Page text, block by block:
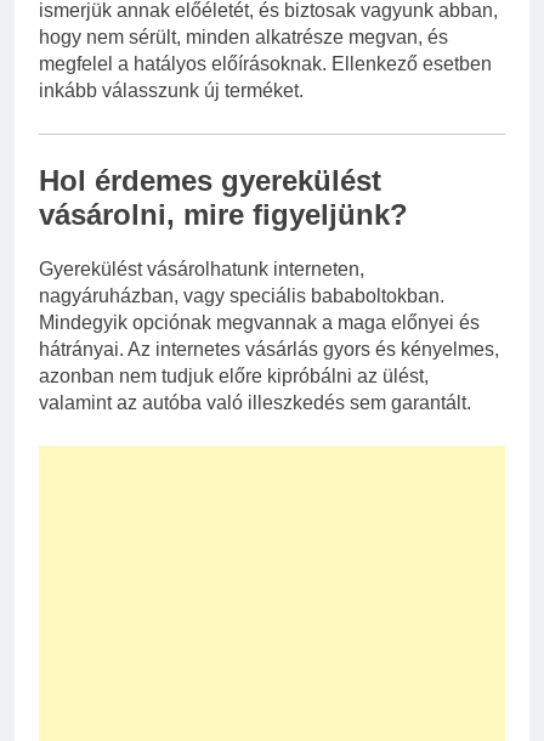
ismerjük annak előéletét, és biztosak vagyunk abban,
hogy nem sérült, minden alkatrésze megvan, és
megfelel a hatályos előírásoknak. Ellenkező esetben
inkább válasszunk új terméket.
Hol érdemes gyerekülést
vásárolni, mire figyeljünk?
Gyerekülést vásárolhatunk interneten,
nagyáruházban, vagy speciális bababoltokban.
Mindegyik opciónak megvannak a maga előnyei és
hátrányai. Az internetes vásárlás gyors és kényelmes,
azonban nem tudjuk előre kipróbálni az ülést,
valamint az autóba való illeszkedés sem garantált.